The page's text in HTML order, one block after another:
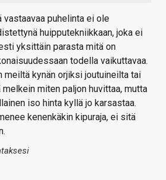
vastaavaa puhelinta ei ole
huipputekniikkaan, joka ei
yksittäin parasta mitä on
todella vaikuttavaa.
meiltä kynän orjiksi joutuineilta tai
miten paljon huvittaa, mutta
iso hinta kyllä jo karsastaa.
kenenkäkin kipuraja, ei sitä